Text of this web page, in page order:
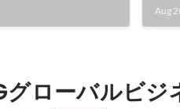
Aug
グローバルビジ